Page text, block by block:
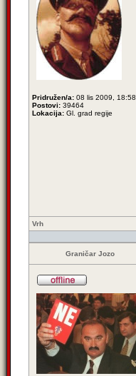
Pridružen/a: 08 lis 2009, 18:58
Postovi: 39464
Lokacija: Gl. grad regije
Vrh
Graničar Jozo